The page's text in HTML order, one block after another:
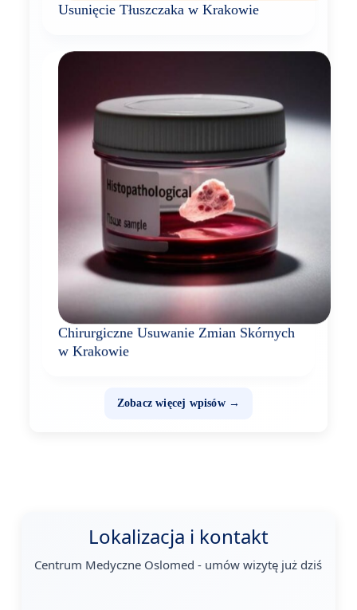
Usunięcie Tłuszczaka w Krakowie
Chirurgiczne Usuwanie Zmian Skórnych
w Krakowie
Zobacz więcej wpisów →
Lokalizacja i kontakt
Centrum Medyczne Oslomed - umów wizytę już dziś